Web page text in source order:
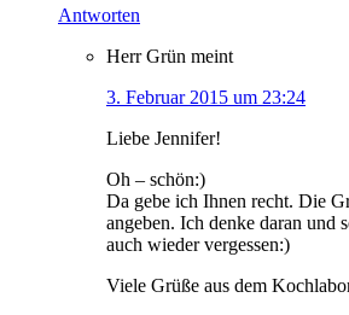
Antworten
Herr Grün meint
3. Februar 2015 um 23:24
Liebe Jennifer!
Oh – schön:)
Da gebe ich Ihnen recht. Die
angeben. Ich denke daran und
auch wieder vergessen:)
Viele Grüße aus dem